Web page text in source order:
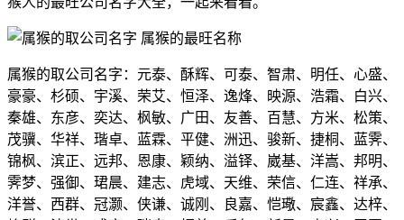
属猴的取公司名字：元泰、酥辉、可泰、智肃、明任、心盛、
豪豪、杉硕、宇溪、荣艾、恒泽、逸烽、映源、浩霜、白兴、
秦雄、东彦、奕达、枫敏、广田、友善、百慧、方米、松策、
茂骥、华祥、瑎卓、蓝霖、平健、洲迅、骏新、捷桐、蓝霁、
锦枫、滨正、远邦、恩康、颖纳、溢铎、崴基、洋嵩、邦明、
霁梦、强御、珺晨、建志、虎域、天维、荣信、仁连、祥承、
洋誉、西群、冠灏、侠谦、诚刚、良嘉、恺璥、宸鑫、达梓、